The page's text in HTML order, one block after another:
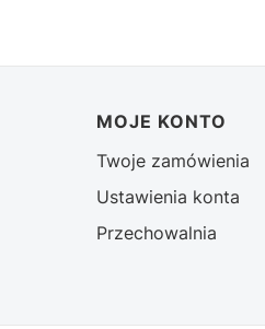
MOJE KONTO
Twoje zamówienia
Ustawienia konta
Przechowalnia